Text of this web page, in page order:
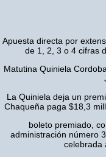
Apuesta directa por
de 1, 2, 3 o 4 cifras
Matutina Quiniela
La Quiniela deja un
Chaqueña paga $18,3
boleto premiado,
administración número
celebrada